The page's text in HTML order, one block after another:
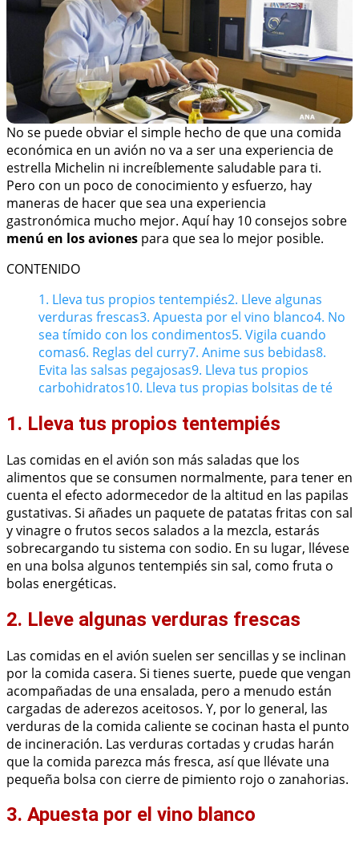
No se puede obviar el simple hecho de que una comida
económica en un avión no va a ser una experiencia de
estrella Michelin ni increíblemente saludable para ti.
Pero con un poco de conocimiento y esfuerzo, hay
maneras de hacer que sea una experiencia
gastronómica mucho mejor. Aquí hay 10 consejos sobre
menú en los aviones para que sea lo mejor posible.
CONTENIDO
1. Lleva tus propios tentempiés2. Lleve algunas
verduras frescas3. Apuesta por el vino blanco4. No
sea tímido con los condimentos5. Vigila cuando
comas6. Reglas del curry7. Anime sus bebidas8.
Evita las salsas pegajosas9. Lleva tus propios
carbohidratos10. Lleva tus propias bolsitas de té
1. Lleva tus propios tentempiés
Las comidas en el avión son más saladas que los
alimentos que se consumen normalmente, para tener en
cuenta el efecto adormecedor de la altitud en las papilas
gustativas. Si añades un paquete de patatas fritas con sal
y vinagre o frutos secos salados a la mezcla, estarás
sobrecargando tu sistema con sodio. En su lugar, llévese
en una bolsa algunos tentempiés sin sal, como fruta o
bolas energéticas.
2. Lleve algunas verduras frescas
Las comidas en el avión suelen ser sencillas y se inclinan
por la comida casera. Si tienes suerte, puede que vengan
acompañadas de una ensalada, pero a menudo están
cargadas de aderezos aceitosos. Y, por lo general, las
verduras de la comida caliente se cocinan hasta el punto
de incineración. Las verduras cortadas y crudas harán
que la comida parezca más fresca, así que llévate una
pequeña bolsa con cierre de pimiento rojo o zanahorias.
3. Apuesta por el vino blanco